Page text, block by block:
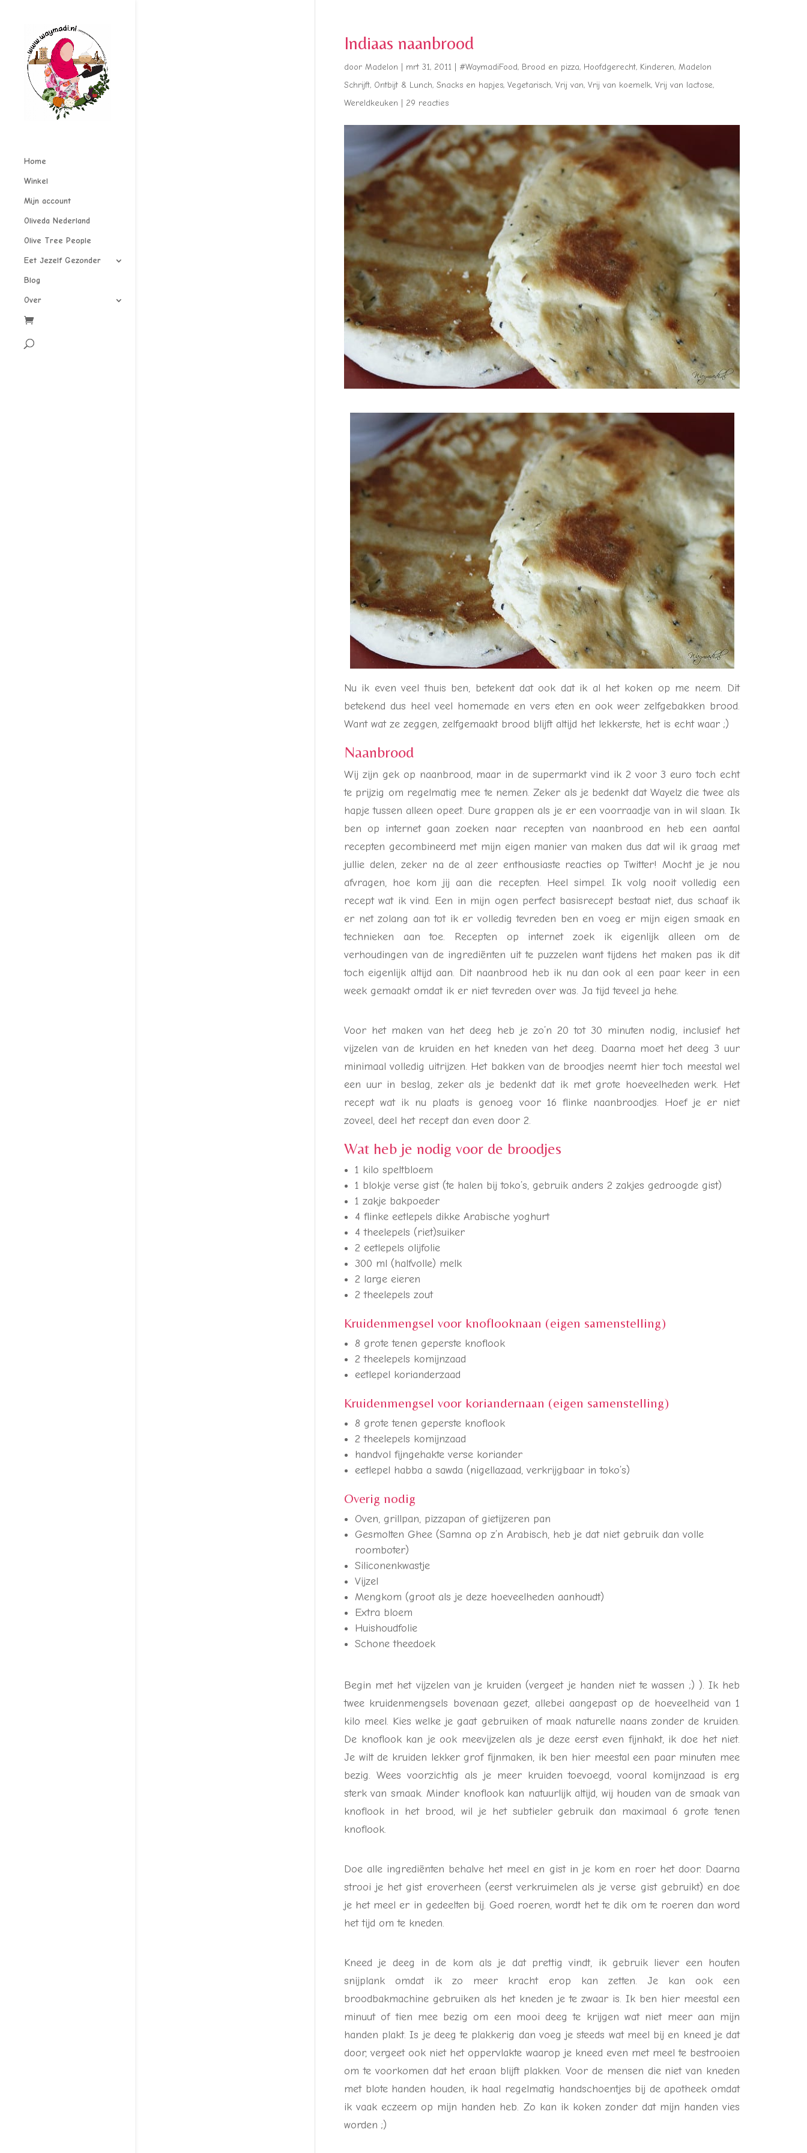
Home
Winkel
Mijn account
Oliveda Nederland
Olive Tree People
Eet Jezelf Gezonder
Blog
Over
Indiaas naanbrood
doorMadelon mrt 31, 2011 #WaymadiFood, Brood en pizza, Hoofdgerecht, Kinderen,Madelon
Schrijft, Ontbijt & Lunch,Snacks en hapjes,Vegetarisch,Vrij van,Vrij van koemelk,Vrij van lactose,
Wereldkeuken
29 reacties
Nu ik even veel thuis ben, betekent dat ook dat ik al het koken op me neem. Dit
betekend dus heel veel homemade en vers eten en ook weer zelfgebakken brood.
Want wat ze zeggen, zelfgemaakt brood blijft altijd het lekkerste, het is echt waar ;)
Naanbrood
Wij zijn gek op naanbrood, maar in de supermarkt vind ik 2 voor 3 euro toch echt
te prijzig om regelmatig mee te nemen. Zeker als je bedenkt dat Wayelz die twee als
hapje tussen alleen opeet. Dure grappen als je er een voorraadje van in wil slaan. Ik
ben op internet gaan zoeken naar recepten van naanbrood en heb een aantal
recepten gecombineerd met mijn eigen manier van maken dus dat wil ik graag met
jullie delen, zeker na de al zeer enthousiaste reacties op Twitter! Mocht je je nou
afvragen, hoe kom jij aan die recepten. Heel simpel. Ik volg nooit volledig een
recept wat ik vind. Een in mijn ogen perfect basisrecept bestaat niet, dus schaaf ik
er net zolang aan tot ik er volledig tevreden ben en voeg er mijn eigen smaak en
technieken aan toe. Recepten op internet zoek ik eigenlijk alleen om de
verhoudingen van de ingrediënten uit te puzzelen want tijdens het maken pas ik dit
toch eigenlijk altijd aan. Dit naanbrood heb ik nu dan ook al een paar keer in een
week gemaakt omdat ik er niet tevreden over was. Ja tijd teveel ja hehe.
Voor het maken van het deeg heb je zo’n 20 tot 30 minuten nodig, inclusief het
vijzelen van de kruiden en het kneden van het deeg. Daarna moet het deeg 3 uur
minimaal volledig uitrijzen. Het bakken van de broodjes neemt hier toch meestal wel
een uur in beslag, zeker als je bedenkt dat ik met grote hoeveelheden werk. Het
recept wat ik nu plaats is genoeg voor 16 flinke naanbroodjes. Hoef je er niet
zoveel, deel het recept dan even door 2.
Wat heb je nodig voor de broodjes
1 kilo speltbloem
1 blokje verse gist (te halen bij toko’s, gebruik anders 2 zakjes gedroogde gist)
1 zakje bakpoeder
4 flinke eetlepels dikke Arabische yoghurt
4 theelepels (riet)suiker
2 eetlepels olijfolie
300 ml (halfvolle) melk
2 large eieren
2 theelepels zout
Kruidenmengsel voor knoflooknaan (eigen samenstelling)
8 grote tenen geperste knoflook
2 theelepels komijnzaad
eetlepel korianderzaad
Kruidenmengsel voor koriandernaan (eigen samenstelling)
8 grote tenen geperste knoflook
2 theelepels komijnzaad
handvol fijngehakte verse koriander
eetlepel habba a sawda (nigellazaad, verkrijgbaar in toko’s)
Overig nodig
Oven, grillpan, pizzapan of gietijzeren pan
Gesmolten Ghee (Samna op z’n Arabisch, heb je dat niet gebruik dan volle
roomboter)
Siliconenkwastje
Vijzel
Mengkom (groot als je deze hoeveelheden aanhoudt)
Extra bloem
Huishoudfolie
Schone theedoek
Begin met het vijzelen van je kruiden (vergeet je handen niet te wassen ;) ). Ik heb
twee kruidenmengsels bovenaan gezet, allebei aangepast op de hoeveelheid van 1
kilo meel. Kies welke je gaat gebruiken of maak naturelle naans zonder de kruiden.
De knoflook kan je ook meevijzelen als je deze eerst even fijnhakt, ik doe het niet.
Je wilt de kruiden lekker grof fijnmaken, ik ben hier meestal een paar minuten mee
bezig. Wees voorzichtig als je meer kruiden toevoegd, vooral komijnzaad is erg
sterk van smaak. Minder knoflook kan natuurlijk altijd, wij houden van de smaak van
knoflook in het brood, wil je het subtieler gebruik dan maximaal 6 grote tenen
knoflook.
Doe alle ingrediënten behalve het meel en gist in je kom en roer het door. Daarna
strooi je het gist eroverheen (eerst verkruimelen als je verse gist gebruikt) en doe
je het meel er in gedeelten bij. Goed roeren, wordt het te dik om te roeren dan word
het tijd om te kneden.
Kneed je deeg in de kom als je dat prettig vindt, ik gebruik liever een houten
snijplank omdat ik zo meer kracht erop kan zetten. Je kan ook een
broodbakmachine gebruiken als het kneden je te zwaar is. Ik ben hier meestal een
minuut of tien mee bezig om een mooi deeg te krijgen wat niet meer aan mijn
handen plakt. Is je deeg te plakkerig dan voeg je steeds wat meel bij en kneed je dat
door, vergeet ook niet het oppervlakte waarop je kneed even met meel te bestrooien
om te voorkomen dat het eraan blijft plakken. Voor de mensen die niet van kneden
met blote handen houden, ik haal regelmatig handschoentjes bij de apotheek omdat
ik vaak eczeem op mijn handen heb. Zo kan ik koken zonder dat mijn handen vies
worden ;)